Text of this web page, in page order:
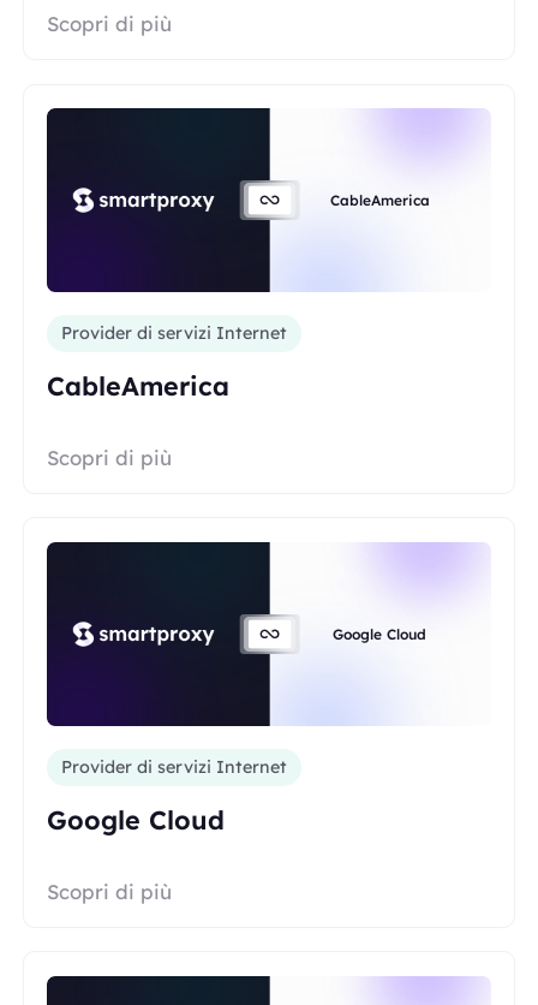
Scopri di più
CableAmerica
Provider di servizi Internet
CableAmerica
Scopri di più
Google Cloud
Provider di servizi Internet
Google Cloud
Scopri di più